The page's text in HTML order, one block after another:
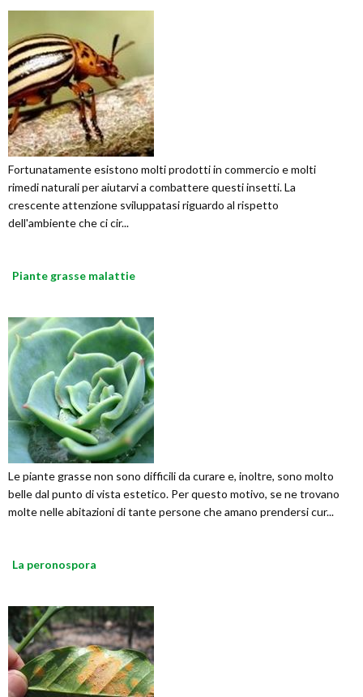
Fortunatamente esistono molti prodotti in commercio e molti
rimedi naturali per aiutarvi a combattere questi insetti. La
crescente attenzione sviluppatasi riguardo al rispetto
dell'ambiente che ci cir...
Piante grasse malattie
Le piante grasse non sono difficili da curare e, inoltre, sono molto
belle dal punto di vista estetico. Per questo motivo, se ne trovano
molte nelle abitazioni di tante persone che amano prendersi cur...
La peronospora